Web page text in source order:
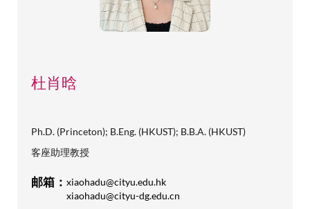
杜肖晗
Ph.D. (Princeton); B.Eng. (HKUST); B.B.A. (HKUST)
客座助理教授
邮箱： xiaohadu@cityu.edu.hk
xiaohadu@cityu-dg.edu.cn